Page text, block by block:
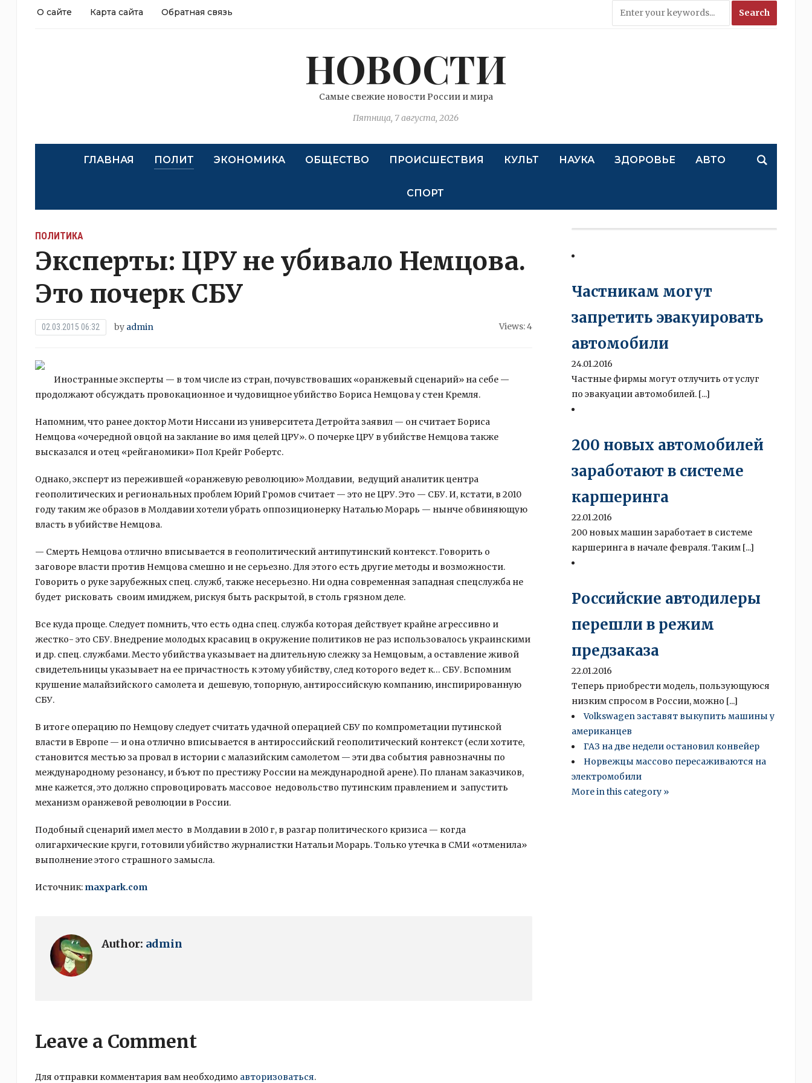
О сайте Карта сайта Обратная связь
НОВОСТИ
Самые свежие новости России и мира
Пятница, 7 августа, 2026
ГЛАВНАЯ ПОЛИТ ЭКОНОМИКА ОБЩЕСТВО ПРОИСШЕСТВИЯ КУЛЬТ НАУКА ЗДОРОВЬЕ АВТО
СПОРТ
ПОЛИТИКА
Эксперты: ЦРУ не убивало Немцова.
Это почерк СБУ
02.03.2015 06:32 by admin Views: 4
Иностранные эксперты — в том числе из стран, почувствоваших «оранжевый сценарий» на себе —
продолжают обсуждать провокационное и чудовищное убийство Бориса Немцова у стен Кремля.
Напомним, что ранее доктор Моти Ниссани из университета Детройта заявил — он считает Бориса
Немцова «очередной овцой на заклание во имя целей ЦРУ». О почерке ЦРУ в убийстве Немцова также
высказался и отец «рейганомики» Пол Крейг Робертс.
Однако, эксперт из пережившей «оранжевую революцию» Молдавии, ведущий аналитик центра
геополитических и региональных проблем Юрий Громов считает — это не ЦРУ. Это — СБУ. И, кстати, в 2010
году таким же образов в Молдавии хотели убрать оппозиционерку Наталью Морарь — нынче обвиняющую
власть в убийстве Немцова.
— Смерть Немцова отлично вписывается в геополитический антипутинский контекст. Говорить о
заговоре власти против Немцова смешно и не серьезно. Для этого есть другие методы и возможности.
Говорить о руке зарубежных спец. служб, также несерьезно. Ни одна современная западная спецслужба не
будет рисковать своим имиджем, рискуя быть раскрытой, в столь грязном деле.
Все куда проще. Следует помнить, что есть одна спец. служба которая действует крайне агрессивно и
жестко- это СБУ. Внедрение молодых красавиц в окружение политиков не раз использовалось украинскими
и др. спец. службами. Место убийства указывает на длительную слежку за Немцовым, а оставление живой
свидетельницы указывает на ее причастность к этому убийству, след которого ведет к… СБУ. Вспомним
крушение малайзийского самолета и дешевую, топорную, антироссийскую компанию, инспирированную
СБУ.
В итоге операцию по Немцову следует считать удачной операцией СБУ по компрометации путинской
власти в Европе — и она отлично вписывается в антироссийский геополитический контекст (если хотите,
становится местью за провал в истории с малазийским самолетом — эти два события равнозначны по
международному резонансу, и бъют по престижу России на международной арене). По планам заказчиков,
мне кажется, это должно спровоцировать массовое недовольство путинским правлением и запустить
механизм оранжевой революции в России.
Подобный сценарий имел место в Молдавии в 2010 г, в разгар политического кризиса — когда
олигархические круги, готовили убийство журналистки Натальи Морарь. Только утечка в СМИ «отменила»
выполнение этого страшного замысла.
Источник: maxpark.com
Author: admin
Leave a Comment
Для отправки комментария вам необходимо авторизоваться.
Частникам могут
запретить эвакуировать
автомобили
24.01.2016
Частные фирмы могут отлучить от услуг
по эвакуации автомобилей. [...]
200 новых автомобилей
заработают в системе
каршеринга
22.01.2016
200 новых машин заработает в системе
каршеринга в начале февраля. Таким [...]
Российские автодилеры
перешли в режим
предзаказа
22.01.2016
Теперь приобрести модель, пользующуюся
низким спросом в России, можно [...]
Volkswagen заставят выкупить машины у
американцев
ГАЗ на две недели остановил конвейер
Норвежцы массово пересаживаются на
электромобили
More in this category »